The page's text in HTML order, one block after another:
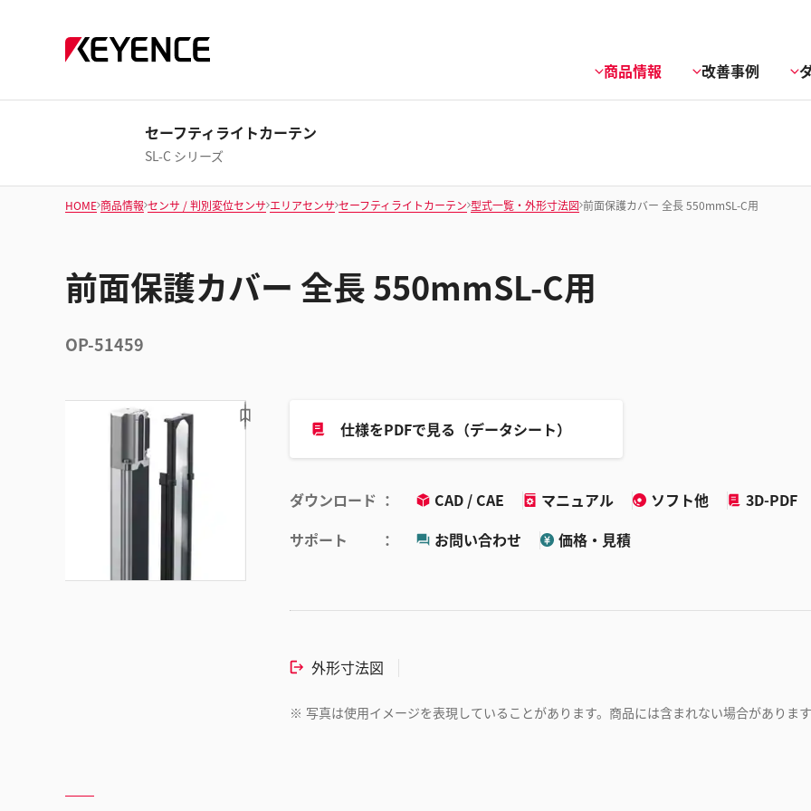
商品情報 改善事例
セーフティライトカーテン
SL-C シリーズ
HOME 商品情報 センサ / 判別変位センサ エリアセンサ セーフティライトカーテン 型式一覧・外形寸法図 前面保護カバー 全長 550mmSL-C用
前面保護カバー 全長 550mmSL-C用
OP-51459
仕様をPDFで見る（データシート）
ダウンロード CAD / CAE マニュアル ソフト他
3D-PDF
サポート
お問い合わせ 価格・見積
外形寸法図
※ 写真は使用イメージを表現していることがあります。商品には含まれない場合がありま